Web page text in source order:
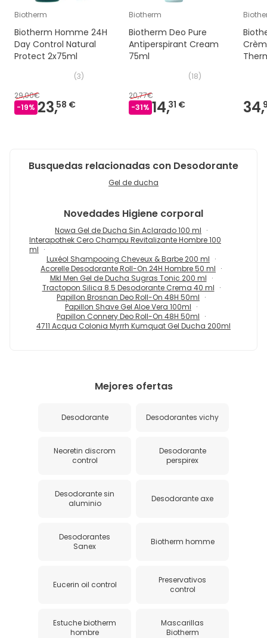
Biotherm
Biotherm Homme 24H
Day Control Natural
Protect 2x75ml
(3)
29,00€
-19% 23,58 €
Biotherm
Biotherm Deo Pure
Antiperspirant Cream
75ml
(18)
20,77€
-31% 14,31 € 34,
Busquedas relacionadas con Desodorante
Gel de ducha
Novedades Higiene corporal
Nowa Gel de Ducha Sin Aclarado 100 ml
Interapothek Cero Champu Revitalizante Hombre 100
ml
Luxéol Shampooing Cheveux & Barbe 200 ml
Acorelle Desodorante Roll-On 24H Hombre 50 ml
Mkl Men Gel de Ducha Sugras Tonic 200 ml
Tractopon Silica 8.5 Desodorante Crema 40 ml
Papillon Brosnan Deo Roll-On 48H 50ml
Papillon Shave Gel Aloe Vera 100ml
Papillon Connery Deo Roll-On 48H 50ml
4711 Acqua Colonia Myrrh Kumquat Gel Ducha 200ml
Mejores ofertas
Desodorante Desodorantes vichy
Neoretin discrom
control
Desodorante
perspirex
Desodorante sin
aluminio
Desodorante axe
Desodorantes
Sanex
Biotherm homme
Eucerin oil control
Preservativos
control
Estuche biotherm
hombre
Mascarillas
Biotherm